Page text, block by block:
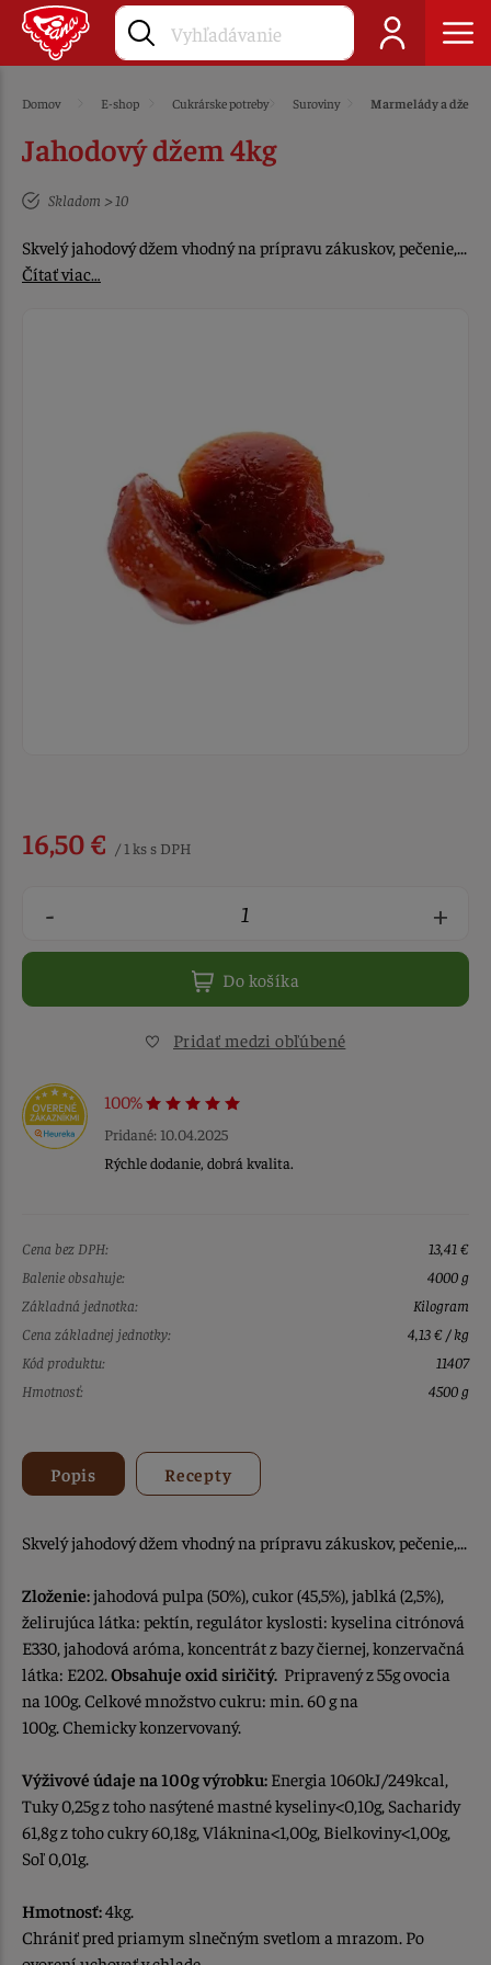
Domov E-shop Cukrárske potreby Suroviny Marmelády a džemy
Jahodový džem 4kg
Skladom > 10
Skvelý jahodový džem vhodný na prípravu zákuskov, pečenie,...
Čítať viac…
16,50 € / 1 ks s DPH
- +
Do košíka
Pridať medzi obľúbené
100%
Pridané: 10.04.2025
Rýchle dodanie, dobrá kvalita.
Cena bez DPH:
13,41 €
Balenie obsahuje:
4000 g
Základná jednotka:
Kilogram
Cena základnej jednotky:
4,13 € / kg
Kód produktu:
11407
Hmotnosť:
4500 g
Popis Recepty
Skvelý jahodový džem vhodný na prípravu zákuskov, pečenie,...
Zloženie:jahodová pulpa (50%), cukor (45,5%), jablká (2,5%),
želirujúca látka: pektín, regulátor kyslosti: kyselina citrónová
E330, jahodová aróma, koncentrát z bazy čiernej, konzervačná
látka: E202. Obsahuje oxid siričitý. Pripravený z 55g ovocia
na 100g. Celkové množstvo cukru: min. 60 g na
100g. Chemicky konzervovaný.
Výživové údaje na 100g výrobku: Energia 1060kJ/249kcal,
Tuky 0,25g z toho nasýtené mastné kyseliny<0,10g, Sacharidy
61,8g z toho cukry 60,18g, Vláknina<1,00g, Bielkoviny<1,00g,
Soľ 0,01g.
Hmotnosť:4kg.
Chrániť pred priamym slnečným svetlom a mrazom. Po